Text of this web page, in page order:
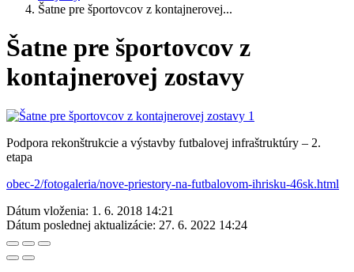
Šatne pre športovcov z kontajnerovej...
Šatne pre športovcov z
kontajnerovej zostavy
Podpora rekonštrukcie a výstavby futbalovej infraštruktúry – 2.
etapa
obec-2/fotogaleria/nove-priestory-na-futbalovom-ihrisku-46sk.html
Dátum vloženia: 1. 6. 2018 14:21
Dátum poslednej aktualizácie: 27. 6. 2022 14:24